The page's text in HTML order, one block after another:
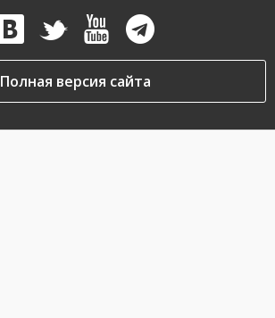
Полная версия сайта